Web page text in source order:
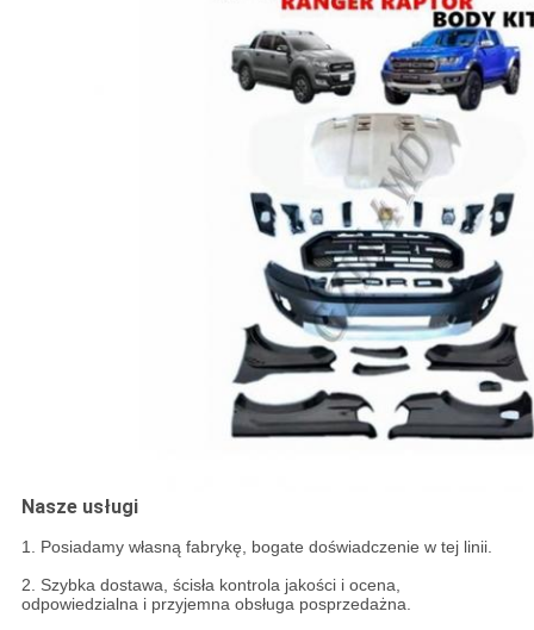
Nasze usługi
1. Posiadamy własną fabrykę, bogate doświadczenie w tej linii.
2. Szybka dostawa, ścisła kontrola jakości i ocena,
odpowiedzialna i przyjemna obsługa posprzedażna.